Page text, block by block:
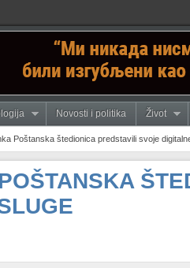
Novosti i politika Život
Poštanska štedionica predstavili svoje